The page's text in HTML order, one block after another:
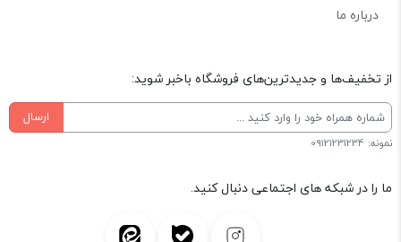
درباره ما
از تخفیف‌ها و جدیدترین‌های فروشگاه باخبر شوید:
ارسال
نمونه: 09121231234
ما را در شبکه های اجتماعی دنبال کنید.